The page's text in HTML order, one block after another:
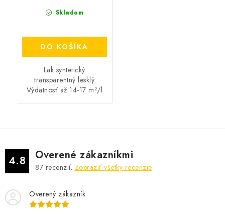
Skladom
DO KOŠÍKA
Lak syntetický
transparentný lesklý
Výdatnosť až 14-17 m²/l
4.8 Overené zákazníkmi
87 recenzií. Zobraziť všetky recenzie
Overený zákazník